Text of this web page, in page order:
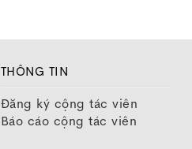
THÔNG TIN
Đăng ký cộng tác viên
Báo cáo cộng tác viên